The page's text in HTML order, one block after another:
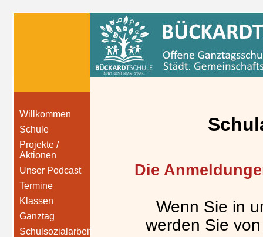
Willkommen
Schule
Projekte /
Aktionen
Unser Podcast
Termine
Klassen
Ganztag
Schulsozialarbeit
Die
Wenn Sie in
werden Sie